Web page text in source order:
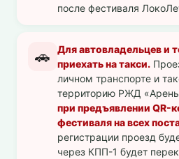
после фестиваля
🚗
Для автовладельцев и
приехать на такси.
личном транспорте и
территорию РЖД
при предъявлении QR-
фестиваля на всех
регистрации проезд
через КПП-1 будет